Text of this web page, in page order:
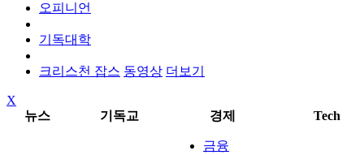
오피니언
기독대학
크리스천 잡스 동영상 더보기
X
뉴스
기독교 경제 Tech
금융